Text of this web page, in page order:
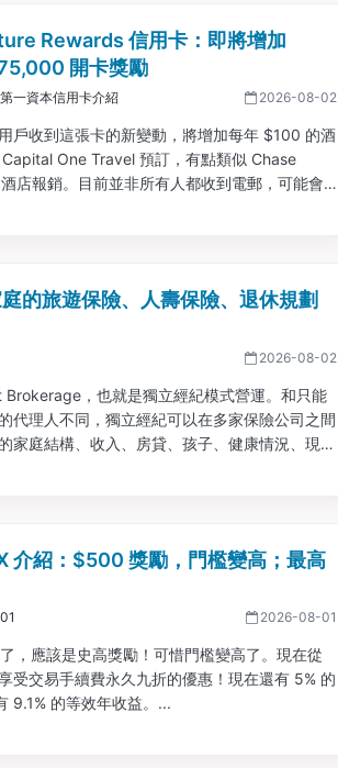
Rewards 信用卡：即將增加
開卡獎勵
一資本信用卡介紹 2026-08-02
戶收到這張卡的新變動，將增加每年 $100 的酒
One Travel 預訂，有點類似 Chase
店報銷。目前並非所有人都收到電郵，可能會
的旅遊保險、人壽保險、退休規劃
2026-08-02
，也就是獨立經紀模式營運。和只能
代理人不同，獨立經紀可以在多家保險公司之間
家庭結構、收入、房貸、孩子、健康情況、現金
介紹：$500 獎勵，門檻變高；最高
2026-08-01
，應該是史高獎勵！可惜門檻變高了。現在從
受交易手續費永久九折的優惠！現在還有 5% 的
9.1% 的等效年收益。...